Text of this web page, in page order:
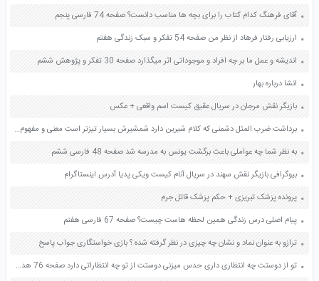
آقای فرهنگ کدام کتاب را برای بچه ها مناسب دانست؟ صفحه 74 فارسی پنجم
ارزیابی رفتار فرهاد از نظر من صفحه 54 تفکر و سبک زندگی هفتم
اندیشه و عمل ما بر چه افراد و موجوداتی اثر میگذارد صفحه 30 تفکر و پژوهش ششم
انشا درباره بهار
بازیگر نقش مرجان در سریال عقیق کیست اسم واقعی + عکس
برداشت ضرب المثل دشمنی که کلام شیرین دارد شمشیرش بسیار تیزتر است معنی و مفهوم صفحه 54 تفکر و سبک زندگی هشتم
به نظر شما چه عواملی باعث برگشت یونس به مدرسه شد صفحه 48 فارسی ششم
بیوگرافی بازیگر نقش سهند در سریال آنام کیست ویکی پدیا آدرس اینستاگرام
پرونده پزشک تبریزی + حکم پزشک قاتل جرم
پیام اصلی درس زندگی همین لحظه هاست چیست؟ صفحه 67 فارسی هفتم
ترازو به عنوان نماد و نشان چه چیزی در نظر گرفته شده ؟ بازی خواستگاری جواب پاسخ
تو از دوستت چه انتظاری داری حدس میزنی دوستت از تو چه انتظاراتی دارد صفحه 76 هدیه های آسمان چهارم